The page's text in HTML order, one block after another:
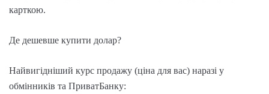
карткою.
Де дешевше купити долар?
Найвигідніший курс продажу (ціна для вас) наразі у
обмінників та ПриватБанку: